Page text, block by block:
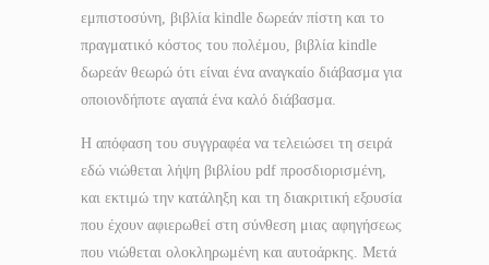
εμπιστοσύνη, βιβλία kindle δωρεάν πίστη και το
πραγματικό κόστος του πολέμου, βιβλία kindle
δωρεάν θεωρώ ότι είναι ένα αναγκαίο διάβασμα για
οποιονδήποτε αγαπά ένα καλό διάβασμα.
Η απόφαση του συγγραφέα να τελειώσει τη σειρά
εδώ νιώθεται λήψη βιβλίου pdf προσδιορισμένη,
και εκτιμώ την κατάληξη και τη διακριτική εξουσία
που έχουν αφιερωθεί στη σύνθεση μιας αφηγήσεως
που νιώθεται ολοκληρωμένη και αυτοάρκης. Μετά